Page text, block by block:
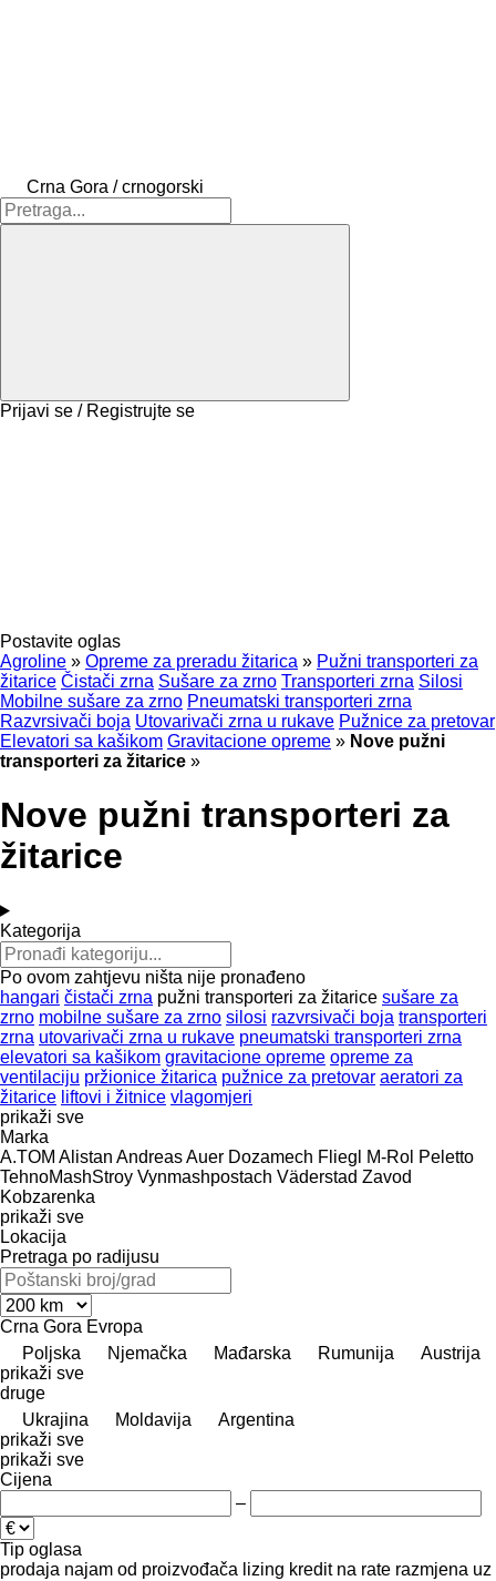
Crna Gora / crnogorski
Prijavi se / Registrujte se
Postavite oglas
Agroline » Opreme za preradu žitarica » Pužni transporteri za
žitarice Čistači zrna Sušare za zrno Transporteri zrna Silosi
Mobilne sušare za zrno Pneumatski transporteri zrna
Razvrsivači boja Utovarivači zrna u rukave Pužnice za pretovar
Elevatori sa kašikom Gravitacione opreme » Nove pužni
transporteri za žitarice »
Nove pužni transporteri za
žitarice
Kategorija
Po ovom zahtjevu ništa nije pronađeno
hangari čistači zrna pužni transporteri za žitarice sušare za
zrno mobilne sušare za zrno silosi razvrsivači boja transporteri
zrna utovarivači zrna u rukave pneumatski transporteri zrna
elevatori sa kašikom gravitacione opreme opreme za
ventilaciju pržionice žitarica pužnice za pretovar aeratori za
žitarice liftovi i žitnice vlagomjeri
prikaži sve
Marka
A.TOM Alistan Andreas Auer Dozamech Fliegl M-Rol Peletto
TehnoMashStroy Vynmashpostach Väderstad Zavod
Kobzarenka
prikaži sve
Lokacija
Pretraga po radijusu
Crna Gora Evropa
Poljska
Njemačka Mađarska Rumunija
Austrija
prikaži sve
druge
Ukrajina
Moldavija
Argentina
prikaži sve
prikaži sve
Cijena
–
Tip oglasa
prodaja najam od proizvođača lizing kredit na rate razmjena uz